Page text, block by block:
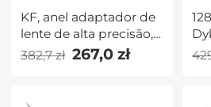
KF, anel adaptador de
lente de alta precisão,
FD-GFX
382,7 zł 267,0 zł